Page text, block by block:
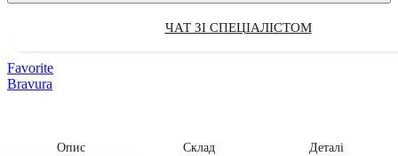
ЧАТ ЗІ СПЕЦІАЛІСТОМ
Favorite
Bravura
Опис Склад Деталі